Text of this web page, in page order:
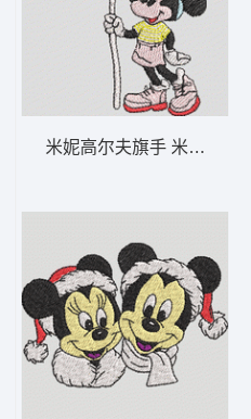
米妮高尔夫旗手 米妮 41-